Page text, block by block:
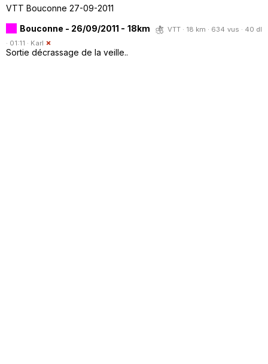
VTT Bouconne 27-09-2011
Bouconne - 26/09/2011 - 18km
VTT · 18 km · 634 vus · 40 dl
· 01:11 · Karl
Sortie décrassage de la veille..